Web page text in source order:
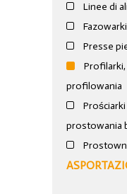
Linee di
Fazowarki
Presse
profilowania
prostowania